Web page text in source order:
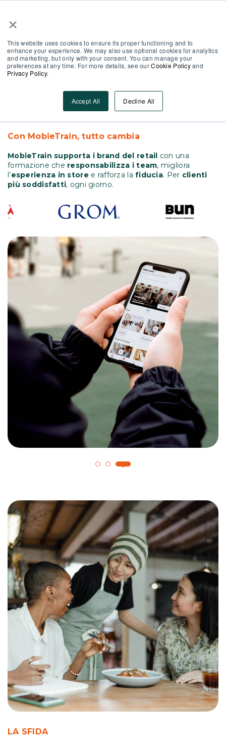
×
This website uses cookies to ensure its proper functioning and to
enhance your experience. We may also use optional cookies for analytics
and marketing, but only with your consent. You can manage your
preferences at any time. For more details, see ourCookie Policyand
Privacy Policy.
Accept All Decline All
Hospitality
Elimina errori operativi e
perdite di fatturato
Con MobieTrain, tutto cambia
MobieTrain supporta i brand del retail con una
formazione che responsabilizza i team, migliora
l’esperienza in store e rafforza lafiducia. Per clienti
più soddisfatti, ogni giorno.
1 2 3
LA SFIDA